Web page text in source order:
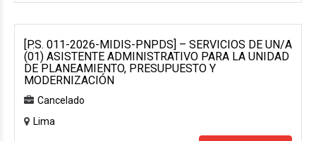
[P.S. 011-2026-MIDIS-PNPDS] – SERVICIOS DE UN/A
(01) ASISTENTE ADMINISTRATIVO PARA LA UNIDAD
DE PLANEAMIENTO, PRESUPUESTO Y
MODERNIZACIÓN
Cancelado
Lima